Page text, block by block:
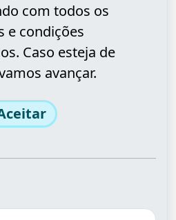
com todos os
e condições
Caso esteja de
avançar.